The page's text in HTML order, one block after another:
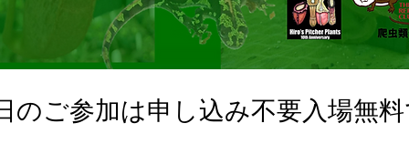
のご参加は申し込み不要入場無